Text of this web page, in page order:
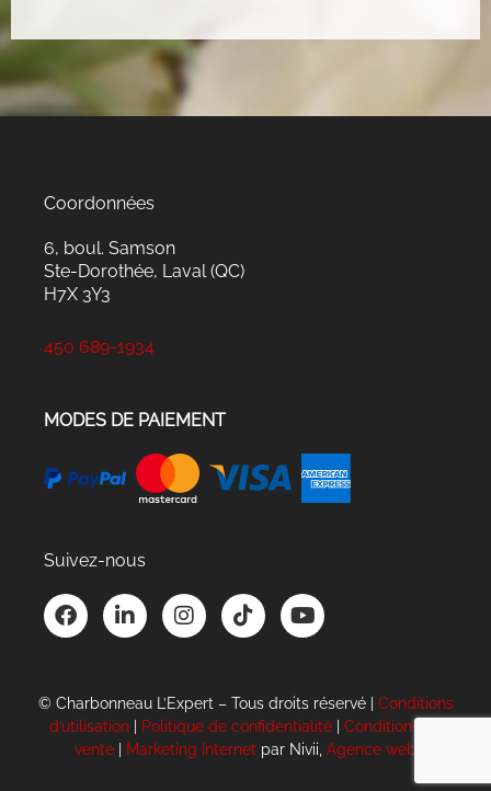
Coordonnées
6, boul. Samson
Ste-Dorothée, Laval (QC)
H7X 3Y3
450 689-1934
MODES DE PAIEMENT
Suivez-nous
F
a
b
o
o
k
L
i
d
i
n
I
n
g
r
a
T
i
k
Y
o
b
e
© Charbonneau L’Expert – Tous droits réservé | Conditions
d’utilisation| Politique de confidentialité| Conditions de
vente
Marketing Internet par Nivii, Agence web